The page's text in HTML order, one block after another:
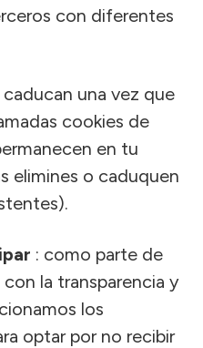
con diferentes
una vez que
cookies de
en tu
elimines o caduquen
: como parte de
la transparencia y
los
optar por no recibir